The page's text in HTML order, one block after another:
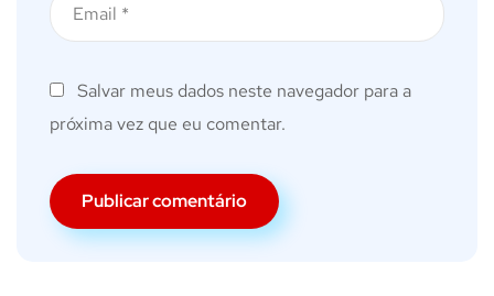
Salvar meus dados neste navegador para a
próxima vez que eu comentar.